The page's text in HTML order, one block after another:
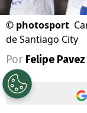
© photosport
de Santiago City
Por Felipe